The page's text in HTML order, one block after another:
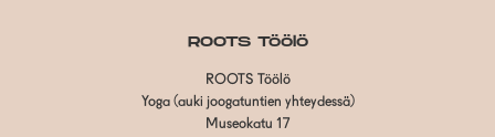
ROOTS Töölö
ROOTS Töölö
Yoga (auki joogatuntien yhteydessä)
Museokatu 17